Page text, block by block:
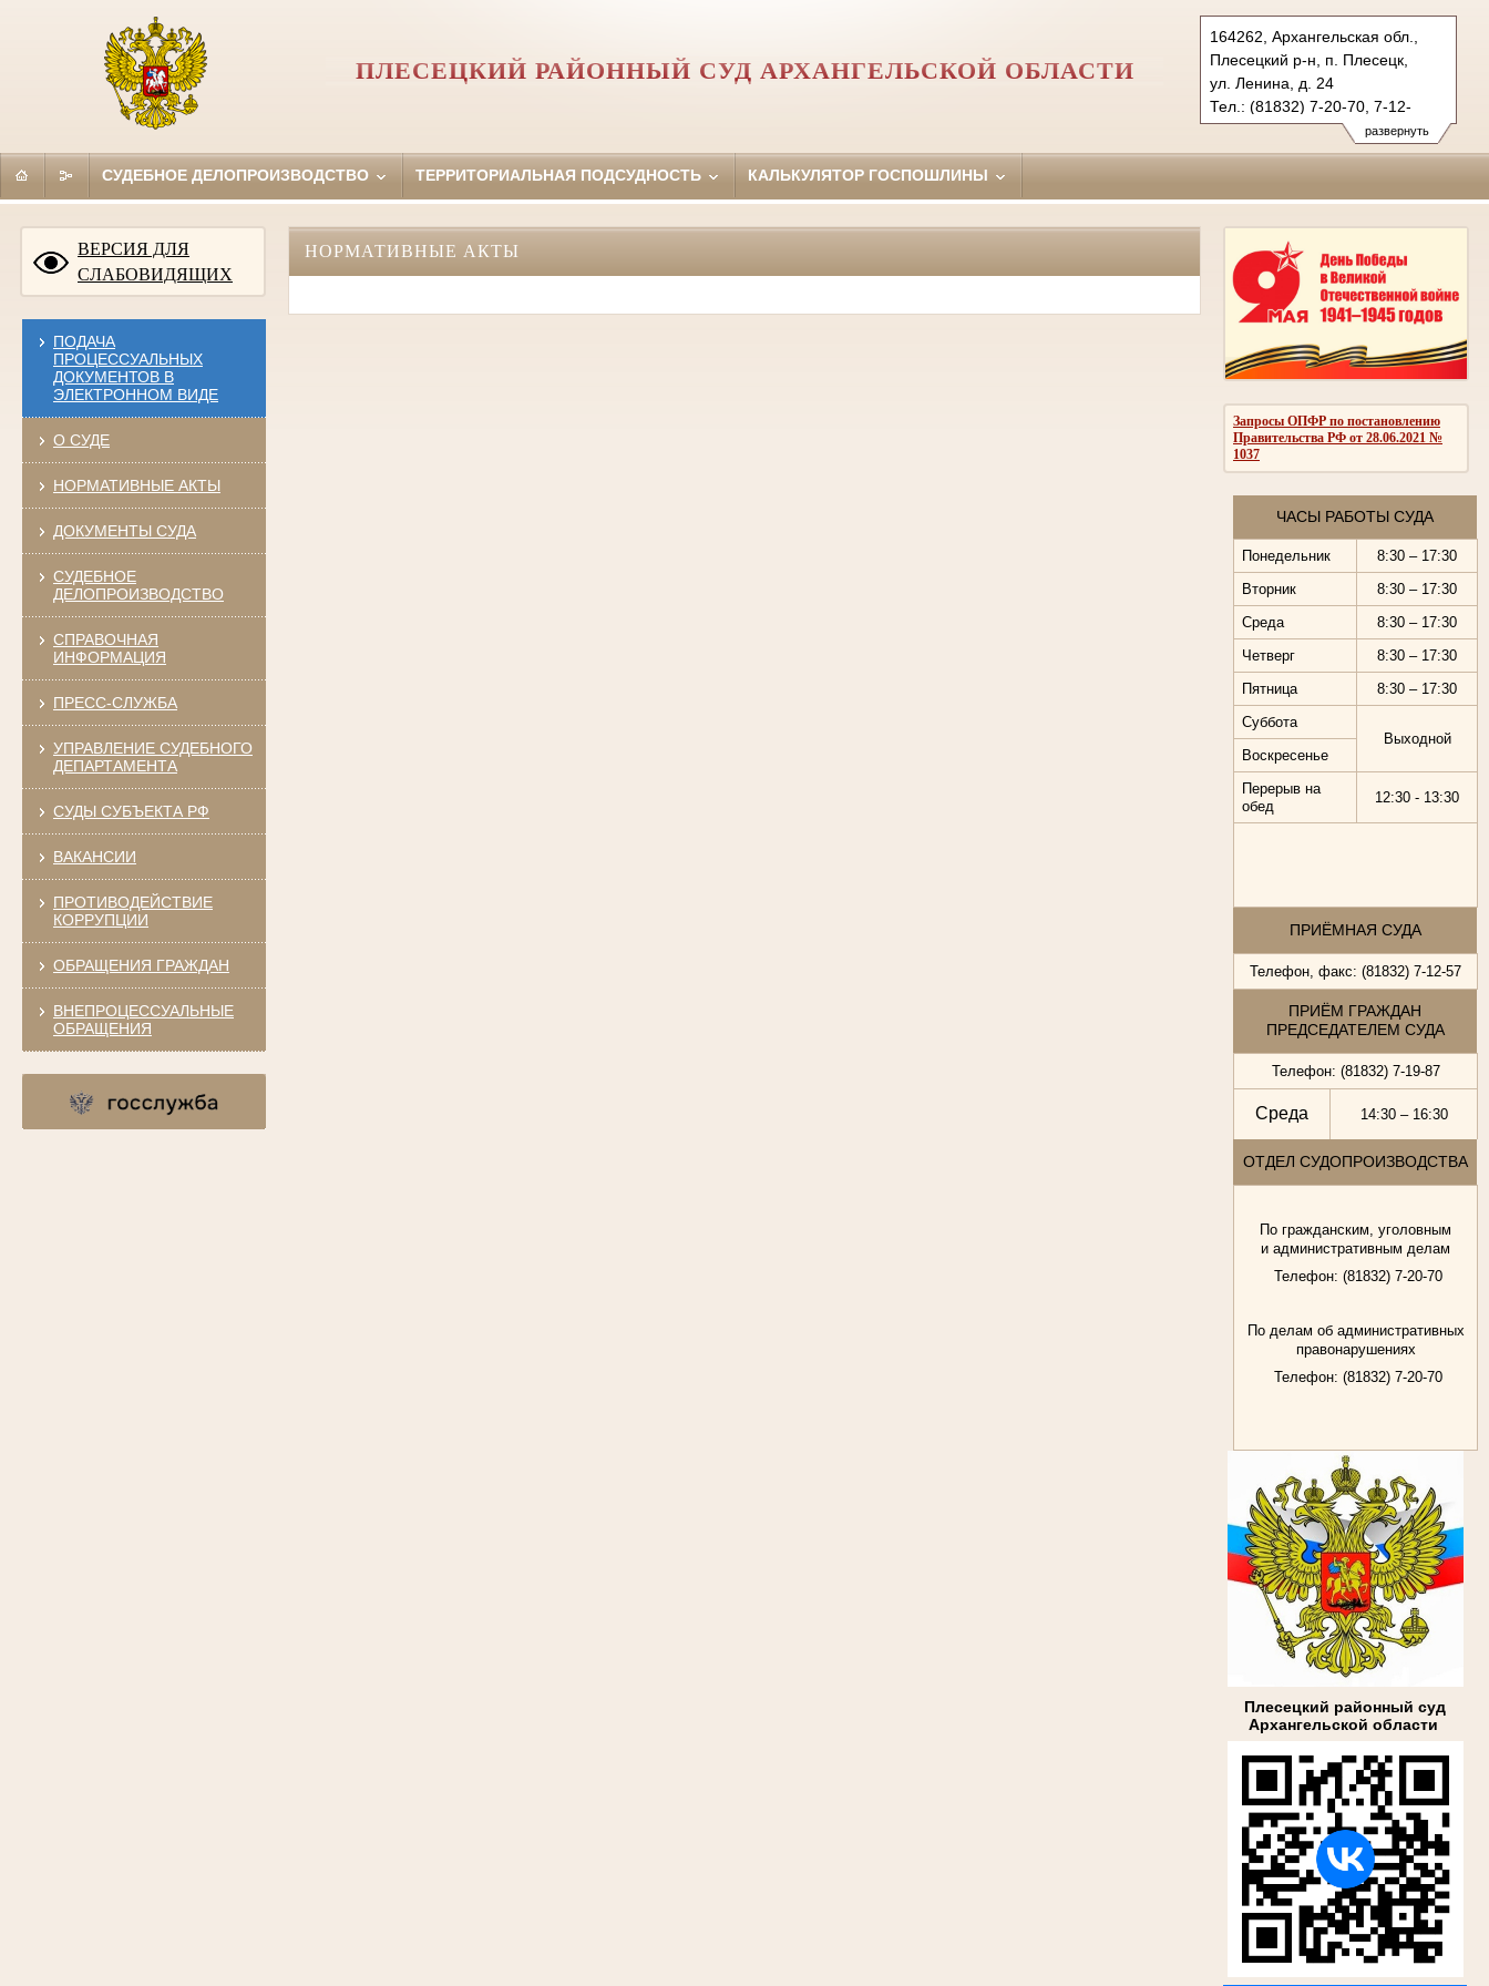
развернуть
164262, Архангельская обл.,
Плесецкий р-н, п. Плесецк,
ул. Ленина, д. 24
Тел.: (81832) 7-20-70, 7-12-
57 (ф.)
pleseck.arh@sudrf.ru
ПЛЕСЕЦКИЙ РАЙОННЫЙ СУД АРХАНГЕЛЬСКОЙ ОБЛАСТИ
СУДЕБНОЕ ДЕЛОПРОИЗВОДСТВО ТЕРРИТОРИАЛЬНАЯ ПОДСУДНОСТЬ КАЛЬКУЛЯТОР ГОСПОШЛИНЫ
ВЕРСИЯ ДЛЯ
СЛАБОВИДЯЩИХ
ПОДАЧА
ПРОЦЕССУАЛЬНЫХ
ДОКУМЕНТОВ В
ЭЛЕКТРОННОМ ВИДЕ
О СУДЕ
НОРМАТИВНЫЕ АКТЫ
ДОКУМЕНТЫ СУДА
СУДЕБНОЕ
ДЕЛОПРОИЗВОДСТВО
СПРАВОЧНАЯ
ИНФОРМАЦИЯ
ПРЕСС-СЛУЖБА
УПРАВЛЕНИЕ СУДЕБНОГО
ДЕПАРТАМЕНТА
СУДЫ СУБЪЕКТА РФ
ВАКАНСИИ
ПРОТИВОДЕЙСТВИЕ
КОРРУПЦИИ
ОБРАЩЕНИЯ ГРАЖДАН
ВНЕПРОЦЕССУАЛЬНЫЕ
ОБРАЩЕНИЯ
Запросы ОПФР по постановлению
Правительства РФ от 28.06.2021 №
1037
ЧАСЫ РАБОТЫ СУДА
Понедельник
8:30 – 17:30
Вторник
8:30 – 17:30
Среда
8:30 – 17:30
Четверг
8:30 – 17:30
Пятница
8:30 – 17:30
Суббота
Выходной
Воскресенье
Перерыв на
обед
12:30 - 13:30
ПРИЁМНАЯ СУДА
Телефон, факс: (81832) 7-12-57
ПРИЁМ ГРАЖДАН
ПРЕДСЕДАТЕЛЕМ СУДА
Телефон: (81832) 7-19-87
Среда 14:30 – 16:30
ОТДЕЛ СУДОПРОИЗВОДСТВА
По гражданским, уголовным
и административным делам
Телефон: (81832) 7-20-70
По делам об административных
правонарушениях
Телефон: (81832) 7-20-70
Плесецкий районный суд
Архангельской области
НОРМАТИВНЫЕ АКТЫ